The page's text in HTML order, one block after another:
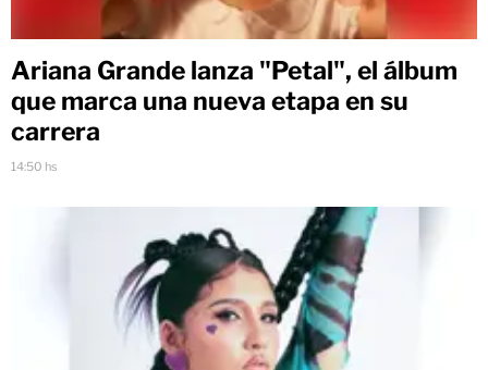
Ariana Grande lanza "Petal", el álbum
que marca una nueva etapa en su
carrera
14:50 hs